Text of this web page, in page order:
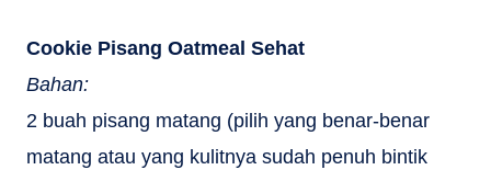
Cookie Pisang Oatmeal Sehat
Bahan:
2 buah pisang matang (pilih yang benar-benar
matang atau yang kulitnya sudah penuh bintik